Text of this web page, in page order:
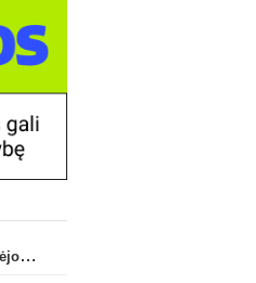
A. Skerla: „Ne tik gynėmės – norėjome atakuoti“